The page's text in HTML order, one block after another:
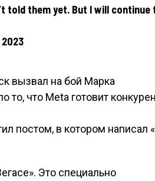
told them yet. But I will
вызвал на бой Марка
то, что Meta готовит
постом, в котором написал
Это специально